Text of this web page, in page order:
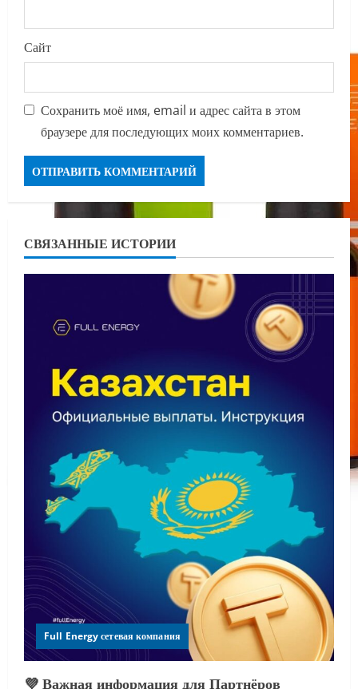
Сайт
Сохранить моё имя, email и адрес сайта в этом
браузере для последующих моих комментариев.
СВЯЗАННЫЕ ИСТОРИИ
Full Energy сетевая компания
💜 Важная информация для Партнёров